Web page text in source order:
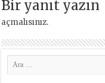
Bir yanıt yazın
açmalısınız.